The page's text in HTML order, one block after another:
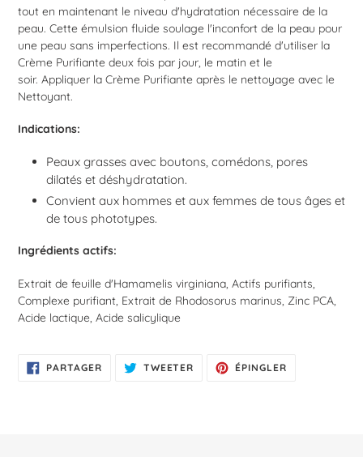
tout en maintenant le niveau d'hydratation nécessaire de la
peau. Cette émulsion fluide soulage l'inconfort de la peau pour
une peau sans imperfections. Il est recommandé d'utiliser la
Crème Purifiante deux fois par jour, le matin et le
soir. Appliquer la Crème Purifiante après le nettoyage avec le
Nettoyant.
Indications:
Peaux grasses avec boutons, comédons, pores
dilatés et déshydratation.
Convient aux hommes et aux femmes de tous âges et
de tous phototypes.
Ingrédients actifs:
Extrait de feuille d'Hamamelis virginiana, Actifs purifiants,
Complexe purifiant, Extrait de Rhodosorus marinus, Zinc PCA,
Acide lactique, Acide salicylique
PARTAGERPARTAGER
SUR
TWEETER TWEETERÉPINGLER